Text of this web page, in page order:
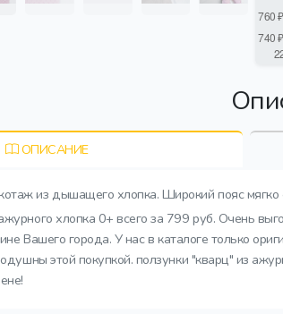
ОПИСАНИЕ
из дышащего хлопка. Широкий пояс
хлопка 0+ всего за 799 руб. Очень
Вашего города. У нас в каталоге только
этой покупкой. ползунки "кварц" из